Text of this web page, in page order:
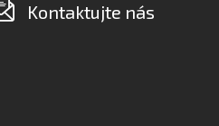
Kontaktujte nás